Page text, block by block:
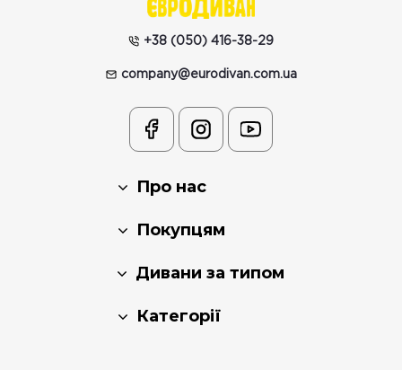
+38 (050) 416-38-29
company@eurodivan.com.ua
Про нас
Покупцям
Дивани за типом
Категорії